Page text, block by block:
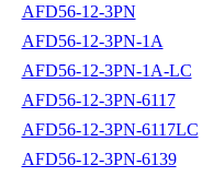
AFD56-12-3PN
AFD56-12-3PN-1A
AFD56-12-3PN-1A-LC
AFD56-12-3PN-6117
AFD56-12-3PN-6117LC
AFD56-12-3PN-6139